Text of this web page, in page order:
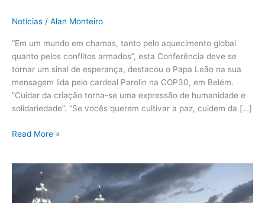
Notícias / Alan Monteiro
“Em um mundo em chamas, tanto pelo aquecimento global
quanto pelos conflitos armados”, esta Conferência deve se
tornar um sinal de esperança, destacou o Papa Leão na sua
mensagem lida pelo cardeal Parolin na COP30, em Belém.
”Cuidar da criação torna-se uma expressão de humanidade e
solidariedade”. “Se vocês querem cultivar a paz, cuidem da […]
Read More »
Igreja
Católica